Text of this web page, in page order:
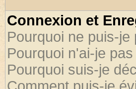
Connexion et
Pourquoi ne puis-
Pourquoi n'ai-je
Pourquoi suis-je